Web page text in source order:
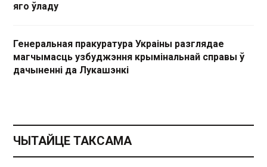
яго ўладу
Генеральная пракуратура Украіны разглядае
магчымасць узбуджэння крымінальнай справы ў
дачыненні да Лукашэнкі
ЧЫТАЙЦЕ ТАКСАМА